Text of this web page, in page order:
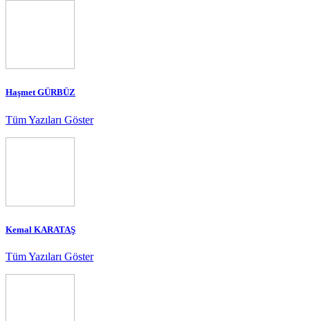
Haşmet GÜRBÜZ
Tüm Yazıları Göster
Kemal KARATAŞ
Tüm Yazıları Göster